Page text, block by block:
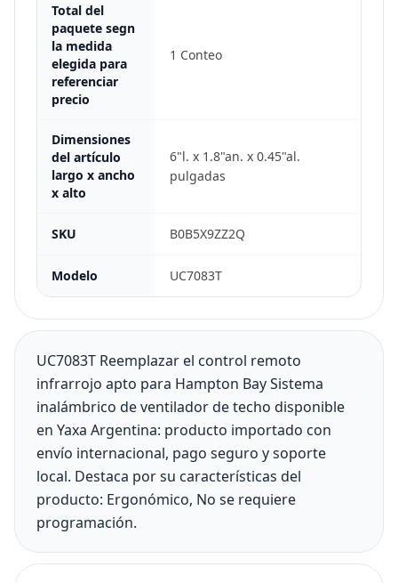
Total del
paquete segn
la medida
elegida para
referenciar
precio
1 Conteo
Dimensiones
del artículo
largo x ancho
x alto
6"l. x 1.8"an. x 0.45"al.
pulgadas
SKU B0B5X9ZZ2Q
Modelo UC7083T
UC7083T Reemplazar el control remoto
infrarrojo apto para Hampton Bay Sistema
inalámbrico de ventilador de techo disponible
en Yaxa Argentina: producto importado con
envío internacional, pago seguro y soporte
local. Destaca por su características del
producto: Ergonómico, No se requiere
programación.